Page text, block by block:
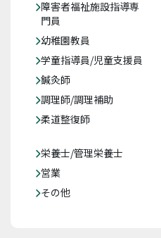
障害者福祉施設指導専
門員
幼稚園教員
学童指導員/児童支援員
鍼灸師
調理師/調理補助
柔道整復師
栄養士/管理栄養士
営業
その他